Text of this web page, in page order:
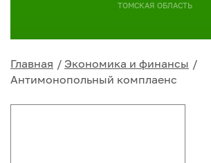
ТОМСКАЯ ОБЛАСТЬ
Главная
Экономика и финансы
Антимонопольный комплаенс